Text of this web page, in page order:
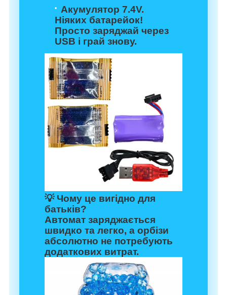
Акумулятор 7.4V.
Ніяких батарейок!
Просто заряджай через
USB і грай знову.
💡 Чому це вигідно для
батьків?
Автомат заряджається
швидко та легко, а орбізи
абсолютно не потребують
додаткових витрат.